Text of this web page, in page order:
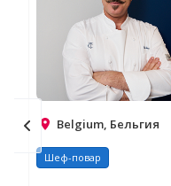
Belgium, Бельгия
Шеф-повар